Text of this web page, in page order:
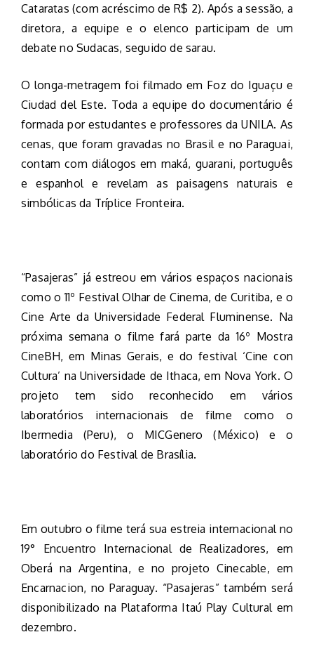
Cataratas (com acréscimo de R$ 2). Após a sessão, a
diretora, a equipe e o elenco participam de um
debate no Sudacas, seguido de sarau.
O longa-metragem foi filmado em Foz do Iguaçu e
Ciudad del Este. Toda a equipe do documentário é
formada por estudantes e professores da UNILA. As
cenas, que foram gravadas no Brasil e no Paraguai,
contam com diálogos em maká, guarani, português
e espanhol e revelam as paisagens naturais e
simbólicas da Tríplice Fronteira.
“Pasajeras” já estreou em vários espaços nacionais
como o 11º Festival Olhar de Cinema, de Curitiba, e o
Cine Arte da Universidade Federal Fluminense. Na
próxima semana o filme fará parte da 16º Mostra
CineBH, em Minas Gerais, e do festival ‘Cine con
Cultura’ na Universidade de Ithaca, em Nova York. O
projeto tem sido reconhecido em vários
laboratórios internacionais de filme como o
Ibermedia (Peru), o MICGenero (México) e o
laboratório do Festival de Brasília.
Em outubro o filme terá sua estreia internacional no
19° Encuentro Internacional de Realizadores, em
Oberá na Argentina, e no projeto Cinecable, em
Encarnacion, no Paraguay. “Pasajeras” também será
disponibilizado na Plataforma Itaú Play Cultural em
dezembro.